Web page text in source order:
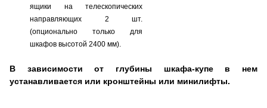
ящики на телескопических
направляющих 2 шт.
(опционально только для
шкафов высотой 2400 мм).
В зависимости от глубины шкафа-купе в нем
устанавливается или кронштейны или минилифты.